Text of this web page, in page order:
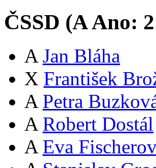
ČSSD (AAno:
A Jan Bláha
X František
A Petra
A Robert Dostál
A Eva